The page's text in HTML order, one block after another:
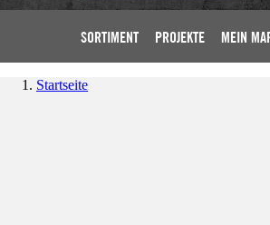
SORTIMENT PROJEKTE MEIN
Startseite